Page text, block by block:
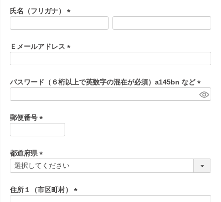
須
)
氏名（フリガナ）
須
)
Ｅメールアドレス
須
)
パスワード（６桁以上で英数字の混在が必須）a145bn など
(
郵便番号
須
)
都道府県
(
須
)
住所１（市区町村）